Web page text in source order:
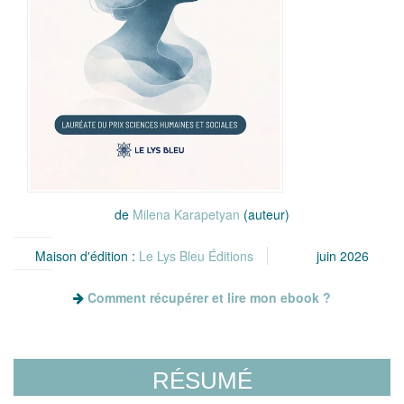
de Milena Karapetyan (auteur)
Maison d'édition : Le Lys Bleu Éditions juin 2026
Comment récupérer et lire mon ebook ?
RÉSUMÉ